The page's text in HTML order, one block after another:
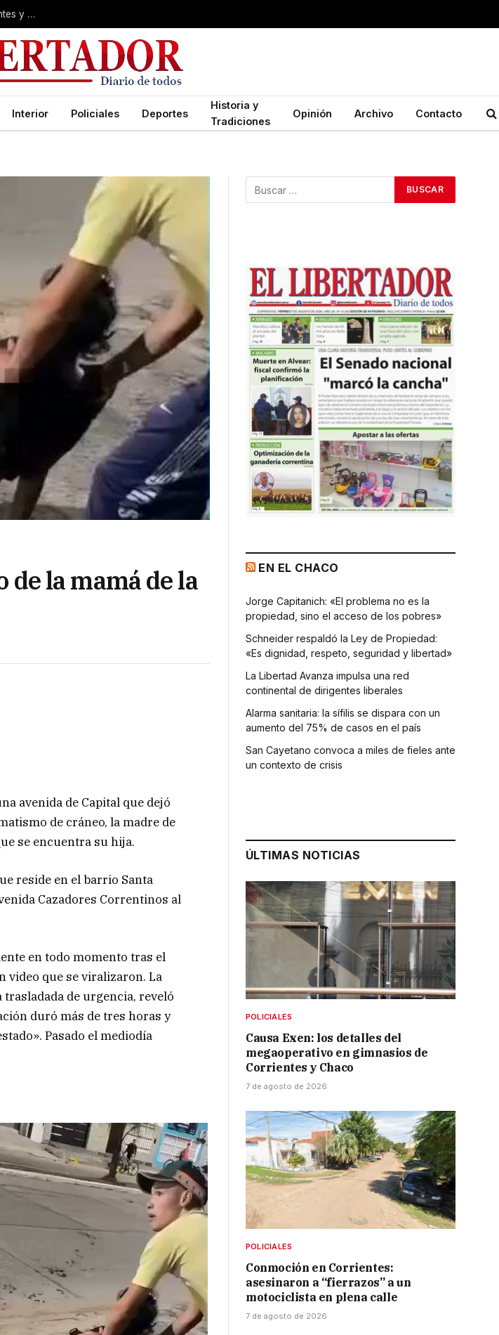
Causa Exen: los detalles del megaoperativo en gimnasios de Corrientes y Chaco
Interior Policiales Deportes
Historia y
Tradiciones
Opinión Archivo Contacto
de la mamá de la
avenida de Capital que dejó
de cráneo, la madre de
se encuentra su hija.
reside en el barrio Santa
Cazadores Correntinos al
en todo momento tras el
video que se viralizaron. La
de urgencia, reveló
duró más de tres horas y
Pasado el mediodía
EN EL CHACO
Jorge Capitanich: «El problema no es la
propiedad, sino el acceso de los pobres»
Schneider respaldó la Ley de Propiedad:
«Es dignidad, respeto, seguridad y libertad»
La Libertad Avanza impulsa una red
continental de dirigentes liberales
Alarma sanitaria: la sífilis se dispara con un
aumento del 75% de casos en el país
San Cayetano convoca a miles de fieles ante
un contexto de crisis
ÚLTIMAS NOTICIAS
POLICIALES
Causa Exen: los detalles del
megaoperativo en gimnasios de
Corrientes y Chaco
7 de agosto de 2026
POLICIALES
Conmoción en Corrientes:
asesinaron a “fierrazos” a un
motociclista en plena calle
7 de agosto de 2026